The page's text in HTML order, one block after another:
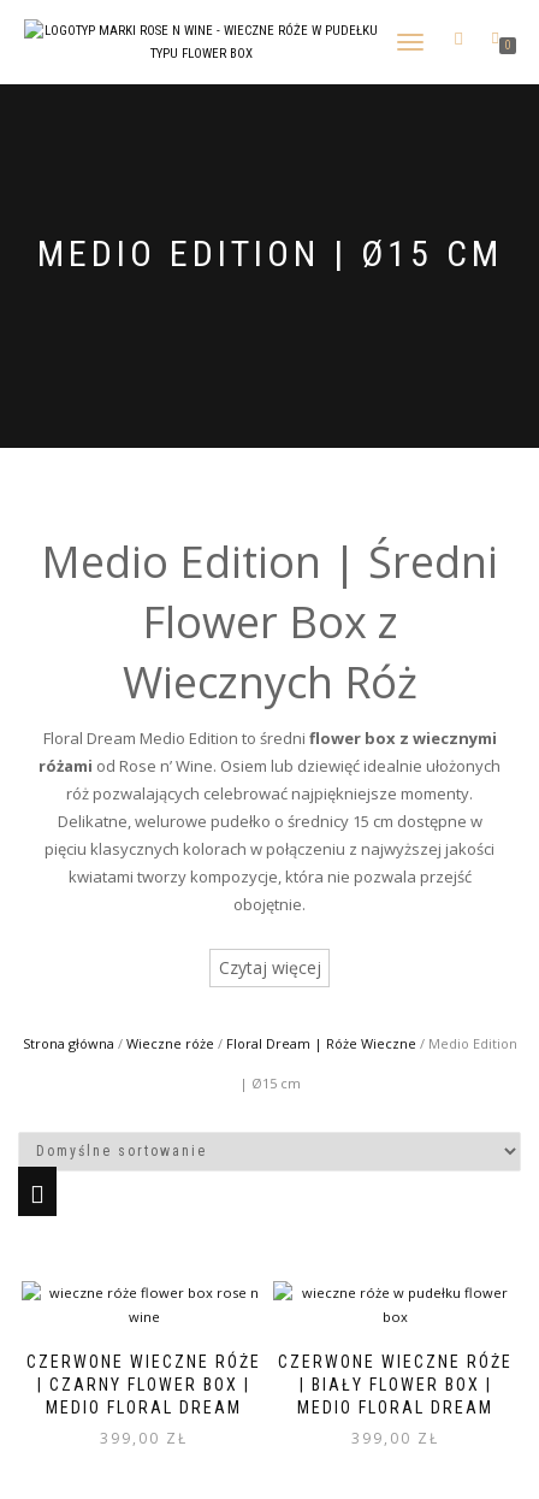
TOGGLE
0
MEDIO EDITION | Ø15 CM
Medio Edition | Średni
Flower Box z
Wiecznych Róż
Floral Dream Medio Edition to średni flower box z wiecznymi
różami od Rose n’ Wine. Osiem lub dziewięć idealnie ułożonych
róż pozwalających celebrować najpiękniejsze momenty.
Delikatne, welurowe pudełko o średnicy 15 cm dostępne w
pięciu klasycznych kolorach w połączeniu z najwyższej jakości
kwiatami tworzy kompozycje, która nie pozwala przejść
obojętnie.
Czytaj więcej
Strona główna / Wieczne róże / Floral Dream | Róże Wieczne / Medio Edition
| Ø15 cm
CZERWONE WIECZNE RÓŻE
| CZARNY FLOWER BOX |
MEDIO FLORAL DREAM
399,00 ZŁ
CZERWONE WIECZNE RÓŻE
| BIAŁY FLOWER BOX |
MEDIO FLORAL DREAM
399,00 ZŁ